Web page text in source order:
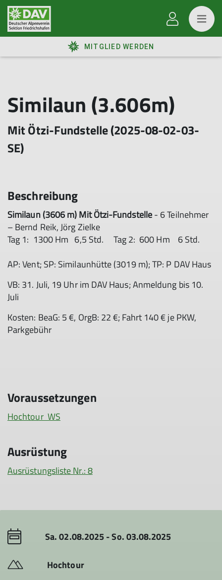
MITGLIED WERDEN
Similaun (3.606m)
Mit Ötzi-Fundstelle (2025-08-02-03-
SE)
Beschreibung
Similaun (3606 m) Mit Ötzi-Fundstelle- 6 Teilnehmer
– Bernd Reik, Jörg Zielke
Tag 1: 1300 Hm 6,5 Std. Tag 2: 600 Hm 6 Std.
AP: Vent; SP: Similaunhütte (3019 m); TP: P DAV Haus
VB: 31. Juli, 19 Uhr im DAV Haus; Anmeldung bis 10.
Juli
Kosten: BeaG: 5 €, OrgB: 22 €; Fahrt 140 € je PKW,
Parkgebühr
Voraussetzungen
Hochtour WS
Ausrüstung
Ausrüstungsliste Nr.: 8
Sa. 02.08.2025 - So. 03.08.2025
Hochtour